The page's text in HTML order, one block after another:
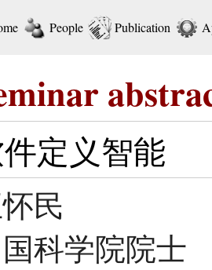
People Publication
定义智能
民
科学院院士